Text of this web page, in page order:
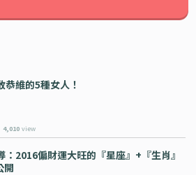
恭維的5種女人！
4,010 view
：2016偏財運大旺的『星座』+『生肖』
開